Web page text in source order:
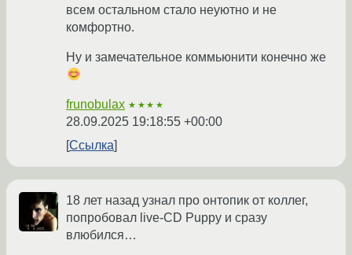
всем остальном стало неуютно и не
комфортно.
Ну и замечательное коммьюнити конечно же
frunobulax ★★★★
28.09.2025 19:18:55 +00:00
Ссылка
18 лет назад узнал про онтопик от коллег,
попробовал live-CD Puppy и сразу
влюбился…